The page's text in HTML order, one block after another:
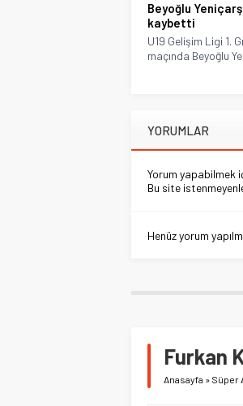
Beyoğlu
kaybetti
U19 Gelişim Ligi 1.
maçında Beyoğlu
YORUMLAR
Yorum yapabilmek
Bu site
Henüz yorum
Furkan
Anasayfa » Süper